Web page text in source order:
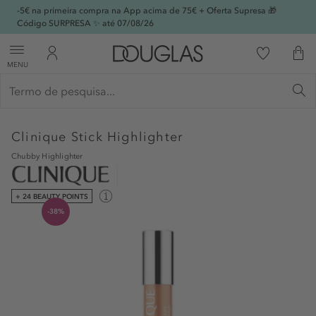
-5€ na primeira compra na App acima de 75€ + Oferta Supresa 🎁
Código SURPRESA ✨ até 07/08/26
MENU
Clinique Stick Highlighter
Chubby Highlighter
+ 24 BEAUTY POINTS
-38%